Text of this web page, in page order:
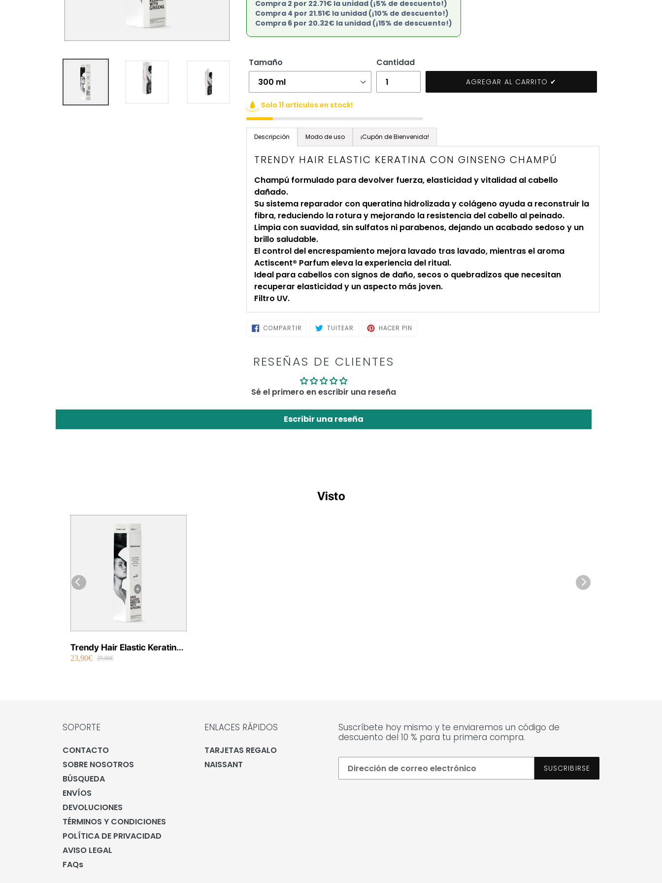
Compra 2 por 22.71€ la unidad (¡5% de descuento!)
Compra 4 por 21.51€ la unidad (¡10% de descuento!)
Compra 6 por 20.32€ la unidad (¡15% de descuento!)
Tamaño Cantidad
AGREGAR AL CARRITO ✔
Solo 11 artículos en stock!
Agregando
carrito
de
compra
Descripción Modo de uso ¡Cupón de Bienvenida!
TRENDY HAIR ELASTIC KERATINA CON GINSENG CHAMPÚ
Champú formulado para devolver fuerza, elasticidad y vitalidad al cabello
dañado.
Su sistema reparador con queratina hidrolizada y colágeno ayuda a reconstruir la
fibra, reduciendo la rotura y mejorando la resistencia del cabello al peinado.
Limpia con suavidad, sin sulfatos ni parabenos, dejando un acabado sedoso y un
brillo saludable.
El control del encrespamiento mejora lavado tras lavado, mientras el aroma
Actiscent® Parfum eleva la experiencia del ritual.
Ideal para cabellos con signos de daño, secos o quebradizos que necesitan
recuperar elasticidad y un aspecto más joven.
Filtro UV.
COMPARTIR COMPARTIRTUITEAR TUITEARHACER PIN
RESEÑAS DE CLIENTES
Sé el primero en escribir una reseña
Escribir una reseña
Visto
Trendy Hair Elastic Keratina
Con Ginseng Champú
23,90€ 29,00€
SOPORTE
CONTACTO
SOBRE NOSOTROS
BÚSQUEDA
ENVÍOS
DEVOLUCIONES
TÉRMINOS Y CONDICIONES
POLÍTICA DE PRIVACIDAD
AVISO LEGAL
FAQs
ENLACES RÁPIDOS
TARJETAS REGALO
NAISSANT
Suscríbete hoy mismo y te enviaremos un código de
descuento del 10 % para tu primera compra.
SUSCRIBIRSE